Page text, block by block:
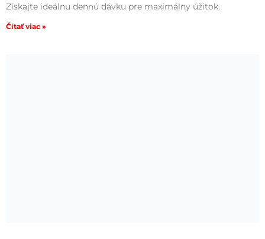
Získajte ideálnu dennú dávku pre maximálny úžitok.
Čítať viac »